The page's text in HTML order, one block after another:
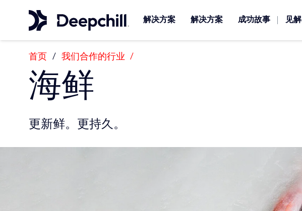
解决方案 解决方案 成功故事 见解
首页 / 我们合作的行业 /
海鲜
更新鲜。更持久。